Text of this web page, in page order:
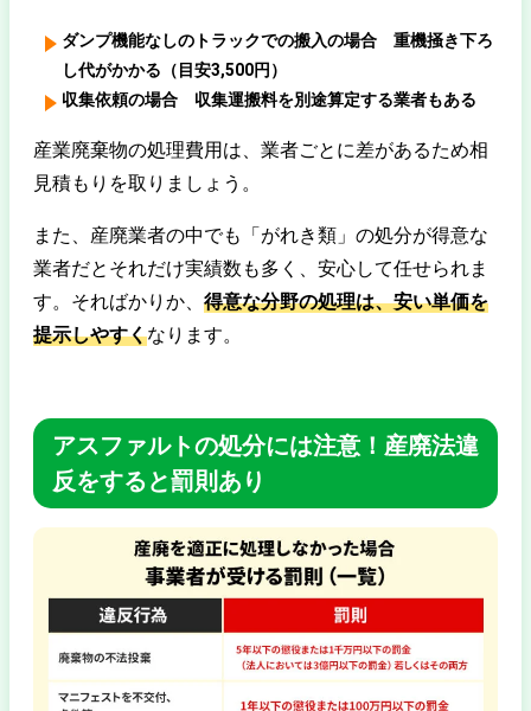
ダンプ機能なしのトラックでの搬入の場合 重機掻き下ろ
し代がかかる（目安3,500円）
収集依頼の場合 収集運搬料を別途算定する業者もある
産業廃棄物の処理費用は、業者ごとに差があるため相
見積もりを取りましょう。
また、産廃業者の中でも「がれき類」の処分が得意な
業者だとそれだけ実績数も多く、安心して任せられま
す。そればかりか、 得意な分野の処理は、安い単価を
提示しやすくなります。
アスファルトの処分には注意！産廃法違
反をすると罰則あり